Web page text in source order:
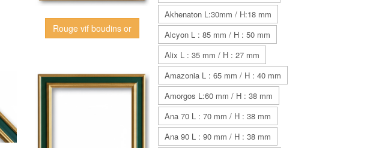
Rouge vif boudins or
Akhenaton L:30mm / H:18 mm
Alcyon L : 85 mm / H : 50 mm
Alix L : 35 mm / H : 27 mm
Amazonia L : 65 mm / H : 40 mm
Amorgos L:60 mm / H : 38 mm
Ana 70 L : 70 mm / H : 38 mm
Ana 90 L : 90 mm / H : 38 mm